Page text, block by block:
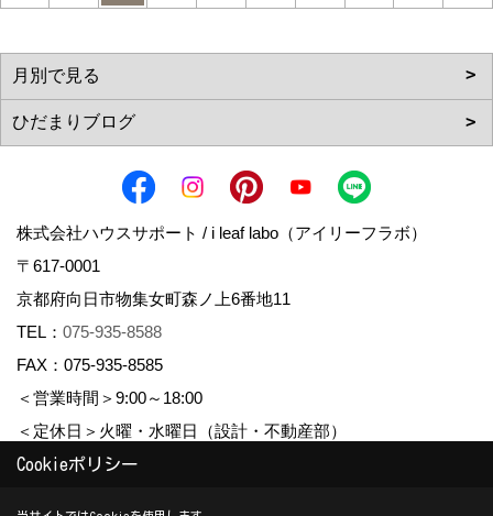
株式会社ハウスサポート / i leaf labo（アイリーフラボ）
〒617-0001
京都府向日市物集女町森ノ上6番地11
TEL： 075-935-8588
FAX：075-935-8585
＜営業時間＞9:00～18:00
＜定休日＞火曜・水曜日（設計・不動産部）
Cookieポリシー